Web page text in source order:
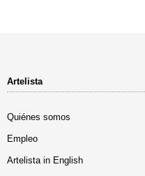
Artelista
Quiénes somos
Empleo
Artelista in English